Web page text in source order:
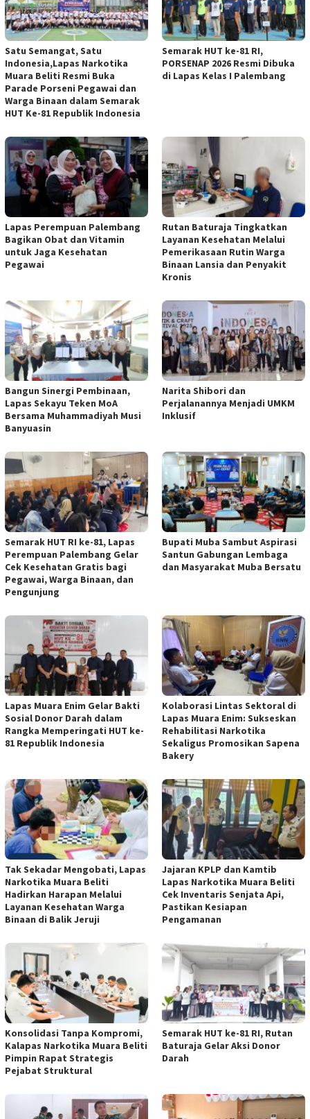
Satu Semangat, Satu
Indonesia,Lapas Narkotika
Muara Beliti Resmi Buka
Parade Porseni Pegawai dan
Warga Binaan dalam Semarak
HUT Ke-81 Republik Indonesia
Semarak HUT ke-81 RI,
PORSENAP 2026 Resmi Dibuka
di Lapas Kelas I Palembang
Lapas Perempuan Palembang
Bagikan Obat dan Vitamin
untuk Jaga Kesehatan
Pegawai
Rutan Baturaja Tingkatkan
Layanan Kesehatan Melalui
Pemerikasaan Rutin Warga
Binaan Lansia dan Penyakit
Kronis
Bangun Sinergi Pembinaan,
Lapas Sekayu Teken MoA
Bersama Muhammadiyah Musi
Banyuasin
Narita Shibori dan
Perjalanannya Menjadi UMKM
Inklusif
Semarak HUT RI ke-81, Lapas
Perempuan Palembang Gelar
Cek Kesehatan Gratis bagi
Pegawai, Warga Binaan, dan
Pengunjung
Bupati Muba Sambut Aspirasi
Santun Gabungan Lembaga
dan Masyarakat Muba Bersatu
Lapas Muara Enim Gelar Bakti
Sosial Donor Darah dalam
Rangka Memperingati HUT ke-
81 Republik Indonesia
Kolaborasi Lintas Sektoral di
Lapas Muara Enim: Sukseskan
Rehabilitasi Narkotika
Sekaligus Promosikan Sapena
Bakery
Tak Sekadar Mengobati, Lapas
Narkotika Muara Beliti
Hadirkan Harapan Melalui
Layanan Kesehatan Warga
Binaan di Balik Jeruji
Jajaran KPLP dan Kamtib
Lapas Narkotika Muara Beliti
Cek Inventaris Senjata Api,
Pastikan Kesiapan
Pengamanan
Konsolidasi Tanpa Kompromi,
Kalapas Narkotika Muara Beliti
Pimpin Rapat Strategis
Pejabat Struktural
Semarak HUT ke-81 RI, Rutan
Baturaja Gelar Aksi Donor
Darah